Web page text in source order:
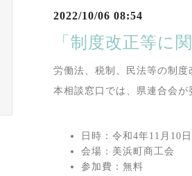
2022/10/06 08:54
「制度改正等に
労働法、税制、民法等の制
本相談窓口では、県連合会が
日時：令和4年11月10
会場：美浜町商工会
参加費：無料